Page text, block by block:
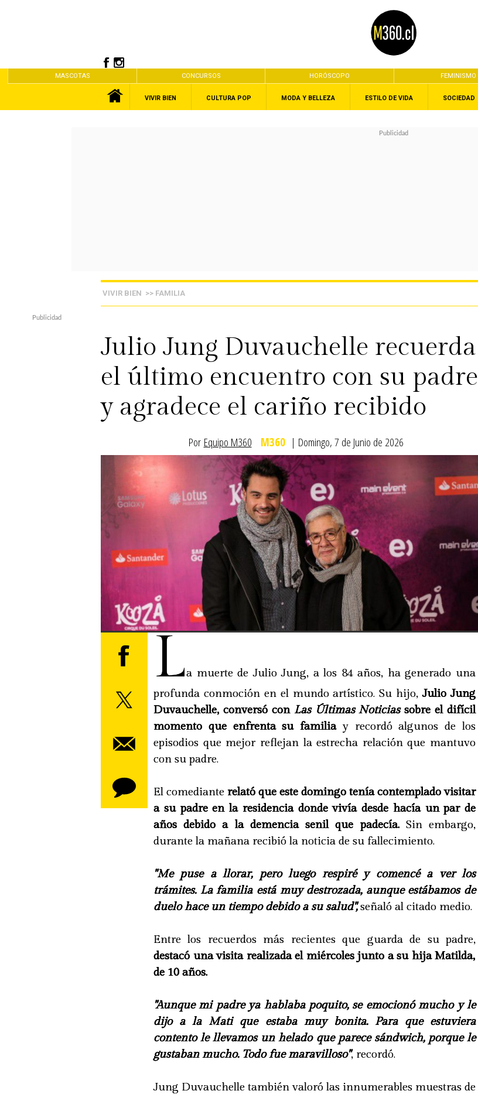
MASCOTAS CONCURSOS HORÓSCOPO FEMINISMO
VIVIR BIEN CULTURA POP MODA Y BELLEZA ESTILO DE VIDA SOCIEDAD
VIVIR BIEN >> FAMILIA
Julio Jung Duvauchelle recuerda
el último encuentro con su padre
y agradece el cariño recibido
Por Equipo M360 M360 | Domingo, 7 de Junio de 2026
La muerte de Julio Jung, a los 84 años, ha generado una
profunda conmoción en el mundo artístico. Su hijo,Julio Jung
Duvauchelle, conversó con Las Últimas Noticiassobre el difícil
momento que enfrenta su familiay recordó algunos de los
episodios que mejor reflejan la estrecha relación que mantuvo
con su padre.
El comediante relató que este domingo tenía contemplado visitar
a su padre en la residencia donde vivía desde hacía un par de
años debido a la demencia senil que padecía.Sin embargo,
durante la mañana recibió la noticia de su fallecimiento.
"Me puse a llorar, pero luego respiré y comencé a ver los
trámites. La familia está muy destrozada, aunque estábamos de
duelo hace un tiempo debido a su salud",señaló al citado medio.
Entre los recuerdos más recientes que guarda de su padre,
destacó una visita realizada el miércoles junto a su hija Matilda,
de 10 años.
"Aunque mi padre ya hablaba poquito, se emocionó mucho y le
dijo a la Mati que estaba muy bonita. Para que estuviera
contento le llevamos un helado que parece sándwich, porque le
gustaban mucho. Todo fue maravilloso", recordó.
Jung Duvauchelle también valoró las innumerables muestras de